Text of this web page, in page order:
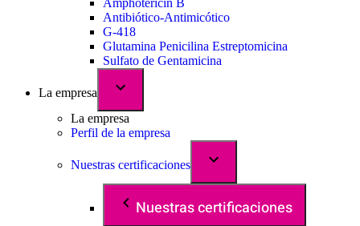
Amphotericin B
Antibiótico-Antimicótico
G-418
Glutamina Penicilina Estreptomicina
Sulfato de Gentamicina
La empresa
La empresa
Perfil de la empresa
Nuestras certificaciones
Nuestras certificaciones